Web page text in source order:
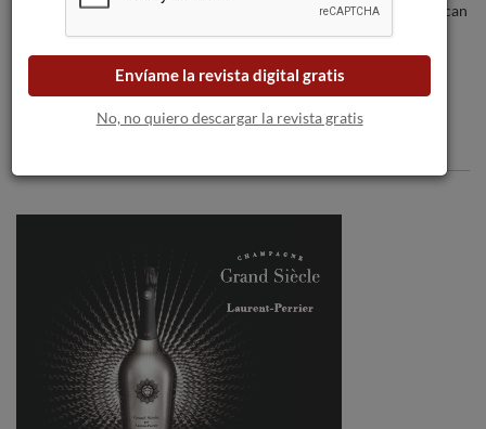
bodegas a medida que las llamas se acercan
a Burdeos.
Envíame la revista digital gratis
No, no quiero descargar la revista gratis